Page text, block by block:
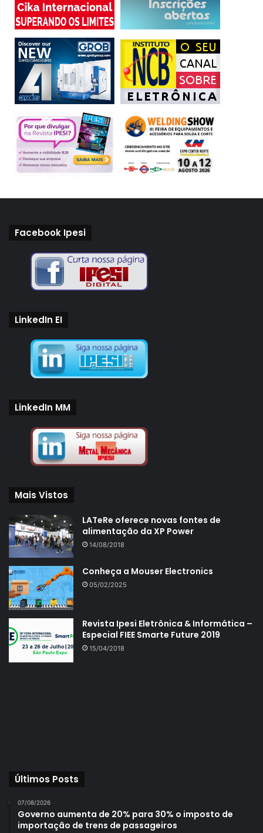
Facebook Ipesi
LinkedIn EI
LinkedIn MM
Mais Vistos
LATeRe oferece novas fontes de
alimentação da XP Power
14/08/2018
Conheça a Mouser Electronics
05/02/2025
Revista Ipesi Eletrônica & Informática –
Especial FIEE Smarte Future 2019
15/04/2018
Últimos Posts
07/08/2026
Governo aumenta de 20% para 30% o imposto de
importação de trens de passageiros